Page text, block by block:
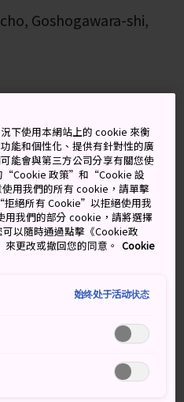
Goshogawara-shi,
之一
賞櫻去處。在日本五月第 1
下使用本網站上的 cookie 來衡
能和個性化、提供有針對性的廣
能會與第三方公司分享有關您使
“Cookie 政策”和“Cookie 設
用我們的所有 cookie，請單擊
絕所有 Cookie”以拒絕使用我
用我們的部分 cookie，請將選擇
以隨時通過點擊《Cookie政
更改或撤回您的同意。 Cookie
始终处于活动状态